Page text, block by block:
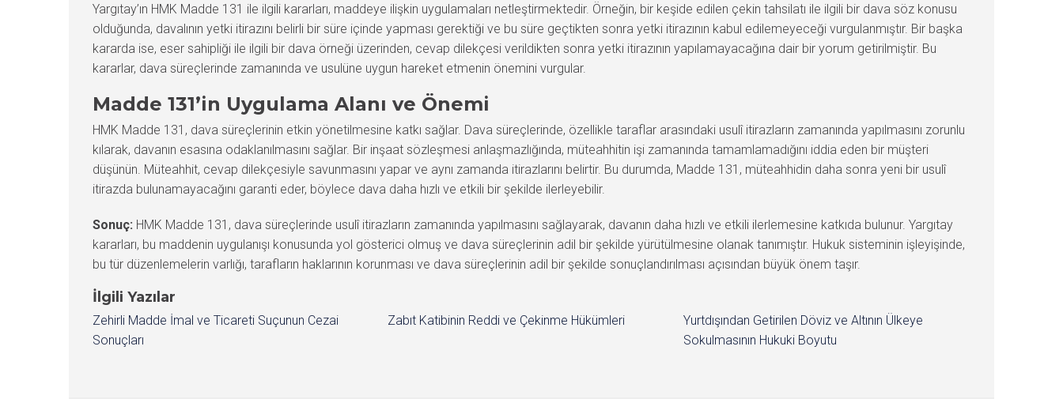
Yargıtay’ın HMK Madde 131 ile ilgili kararları, maddeye ilişkin uygulamaları netleştirmektedir. Örneğin, bir keşide edilen çekin tahsilatı ile ilgili bir dava söz konusu
olduğunda, davalının yetki itirazını belirli bir süre içinde yapması gerektiği ve bu süre geçtikten sonra yetki itirazının kabul edilemeyeceği vurgulanmıştır. Bir başka
kararda ise, eser sahipliği ile ilgili bir dava örneği üzerinden, cevap dilekçesi verildikten sonra yetki itirazının yapılamayacağına dair bir yorum getirilmiştir. Bu
kararlar, dava süreçlerinde zamanında ve usulüne uygun hareket etmenin önemini vurgular.
Madde 131’in Uygulama Alanı ve Önemi
HMK Madde 131, dava süreçlerinin etkin yönetilmesine katkı sağlar. Dava süreçlerinde, özellikle taraflar arasındaki usulî itirazların zamanında yapılmasını zorunlu
kılarak, davanın esasına odaklanılmasını sağlar. Bir inşaat sözleşmesi anlaşmazlığında, müteahhitin işi zamanında tamamlamadığını iddia eden bir müşteri
düşünün. Müteahhit, cevap dilekçesiyle savunmasını yapar ve aynı zamanda itirazlarını belirtir. Bu durumda, Madde 131, müteahhidin daha sonra yeni bir usulî
itirazda bulunamayacağını garanti eder, böylece dava daha hızlı ve etkili bir şekilde ilerleyebilir.
Sonuç: HMK Madde 131, dava süreçlerinde usulî itirazların zamanında yapılmasını sağlayarak, davanın daha hızlı ve etkili ilerlemesine katkıda bulunur. Yargıtay
kararları, bu maddenin uygulanışı konusunda yol gösterici olmuş ve dava süreçlerinin adil bir şekilde yürütülmesine olanak tanımıştır. Hukuk sisteminin işleyişinde,
bu tür düzenlemelerin varlığı, tarafların haklarının korunması ve dava süreçlerinin adil bir şekilde sonuçlandırılması açısından büyük önem taşır.
İlgili Yazılar
Zehirli Madde İmal ve Ticareti Suçunun Cezai
Sonuçları
Zabıt Katibinin Reddi ve Çekinme Hükümleri
Yurtdışından Getirilen Döviz ve Altının Ülkeye
Sokulmasının Hukuki Boyutu